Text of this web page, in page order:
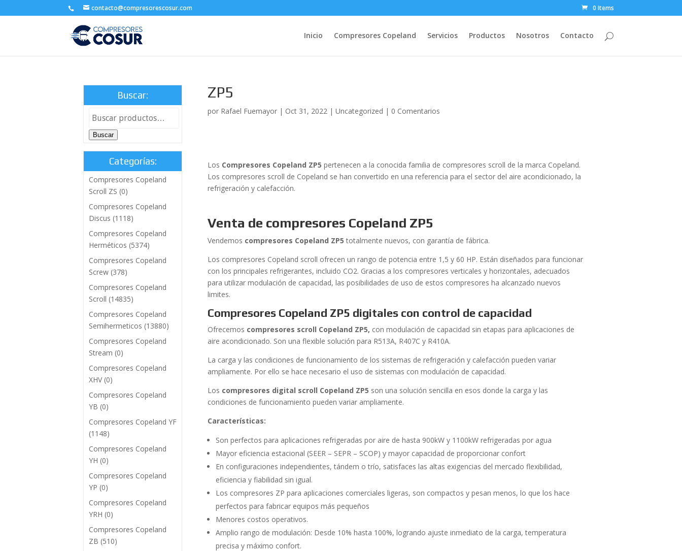
contacto@compresorescosur.com 0 Items
Inicio Compresores Copeland Servicios Productos Nosotros Contacto
ZP5
por Rafael Fuemayor | Oct 31, 2022 |Uncategorized | 0 Comentarios
Los Compresores Copeland ZP5pertenecen a la conocida familia de compresores scroll de la marca Copeland.
Los compresores scroll de Copeland se han convertido en una referencia para el sector del aire acondicionado, la
refrigeración y calefacción.
Venta de compresores Copeland ZP5
Vendemos compresores Copeland ZP5totalmente nuevos, con garantía de fábrica.
Los compresores Copeland scroll ofrecen un rango de potencia entre 1,5 y 60 HP. Están diseñados para funcionar
con los principales refrigerantes, incluido CO2. Gracias a los compresores verticales y horizontales, adecuados
para utilizar modulación de capacidad, las posibilidades de uso de estos compresores ha alcanzado nuevos
limites.
Compresores Copeland ZP5 digitales con control de capacidad
Ofrecemos compresores scroll Copeland ZP5, con modulación de capacidad sin etapas para aplicaciones de
aire acondicionado. Son una flexible solución para R513A, R407C y R410A.
La carga y las condiciones de funcionamiento de los sistemas de refrigeración y calefacción pueden variar
ampliamente. Por ello se hace necesario el uso de sistemas con modulación de capacidad.
Los compresores digital scroll Copeland ZP5 son una solución sencilla en esos donde la carga y las
condiciones de funcionamiento pueden variar ampliamente.
Características:
Son perfectos para aplicaciones refrigeradas por aire de hasta 900kW y 1100kW refrigeradas por agua
Mayor eficiencia estacional (SEER – SEPR – SCOP) y mayor capacidad de proporcionar confort
En configuraciones independientes, tándem o trío, satisfaces las altas exigencias del mercado flexibilidad,
eficiencia y fiabilidad sin igual.
Los compresores ZP para aplicaciones comerciales ligeras, son compactos y pesan menos, lo que los hace
perfectos para fabricar equipos más pequeños
Menores costos operativos.
Amplio rango de modulación: Desde 10% hasta 100%, logrando ajuste inmediato de la carga, temperatura
precisa y máximo confort.
Buscar:
Buscar
Categorías:
Compresores Copeland
Scroll ZS (0)
Compresores Copeland
Discus (1118)
Compresores Copeland
Herméticos (5374)
Compresores Copeland
Screw (378)
Compresores Copeland
Scroll (14835)
Compresores Copeland
Semihermeticos (13880)
Compresores Copeland
Stream (0)
Compresores Copeland
XHV (0)
Compresores Copeland
YB (0)
Compresores Copeland YF
(1148)
Compresores Copeland
YH (0)
Compresores Copeland
YP (0)
Compresores Copeland
YRH (0)
Compresores Copeland
ZB (510)